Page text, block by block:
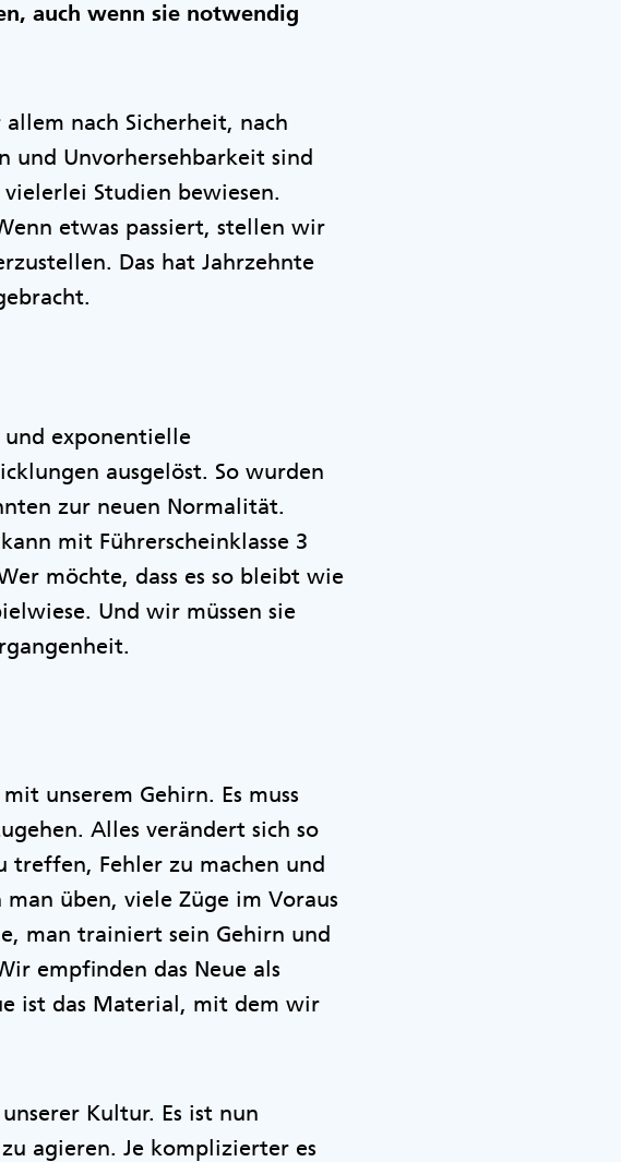
auch wenn sie notwendig
nach Sicherheit, nach
und Unvorhersehbarkeit sind
Studien bewiesen.
etwas passiert, stellen wir
Das hat Jahrzehnte
exponentielle
ausgelöst. So wurden
zur neuen Normalität.
mit Führerscheinklasse 3
möchte, dass es so bleibt wie
Und wir müssen sie
unserem Gehirn. Es muss
Alles verändert sich so
treffen, Fehler zu machen und
üben, viele Züge im Voraus
man trainiert sein Gehirn und
empfinden das Neue als
ist das Material, mit dem wir
Kultur. Es ist nun
agieren. Je komplizierter es